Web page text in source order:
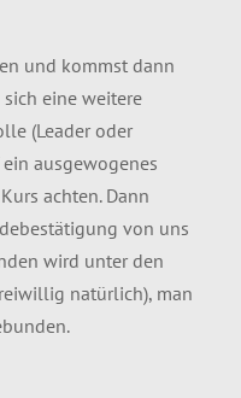
und kommst dann
eine weitere
(Leader oder
ausgewogenes
achten. Dann
von uns
wird unter den
natürlich), man